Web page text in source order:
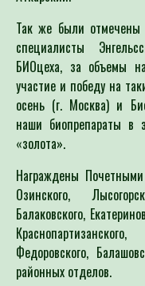
Так же были отмечены
специалисты
БИОцеха, за объемы
участие и победу на
осень (г. Москва) и
наши биопрепараты в
«золота».
Награждены Почетными
Озинского,
Балаковского,
Федоровского,
районных отделов.